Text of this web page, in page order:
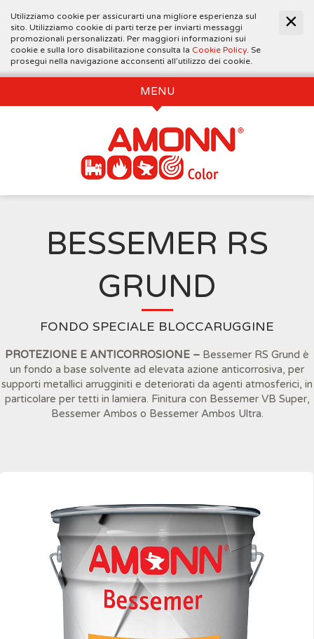
Utilizziamo cookie per assicurarti una migliore esperienza sul
sito. Utilizziamo cookie di parti terze per inviarti messaggi
promozionali personalizzati. Per maggiori informazioni sui
cookie e sulla loro disabilitazione consulta la Cookie Policy. Se
prosegui nella navigazione acconsenti all’utilizzo dei cookie.
MENU
BESSEMER RS
GRUND
FONDO SPECIALE BLOCCARUGGINE
PROTEZIONE E ANTICORROSIONE – Bessemer RS Grund è
un fondo a base solvente ad elevata azione anticorrosiva, per
supporti metallici arrugginiti e deteriorati da agenti atmosferici, in
particolare per tetti in lamiera. Finitura con Bessemer VB Super,
Bessemer Ambos o Bessemer Ambos Ultra.